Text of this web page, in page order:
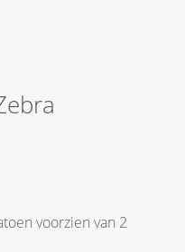
voorzien van 2